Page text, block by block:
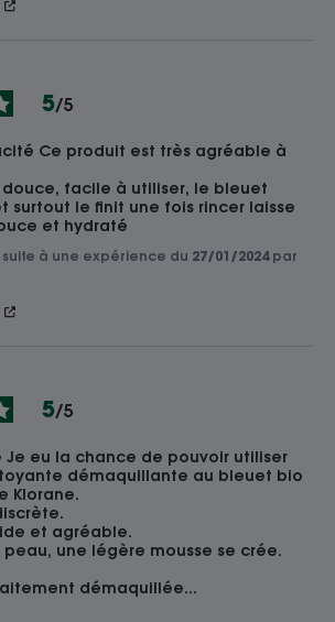
5/5
Ce produit est très agréable à
facile à utiliser, le bleuet
surtout le finit une fois rincer laisse
et hydraté
suite à une expérience du 27/01/2024 par
5/5
Je eu la chance de pouvoir utiliser
démaquillante au bleuet bio
Klorane.
et agréable.
une légère mousse se crée.
démaquillée...